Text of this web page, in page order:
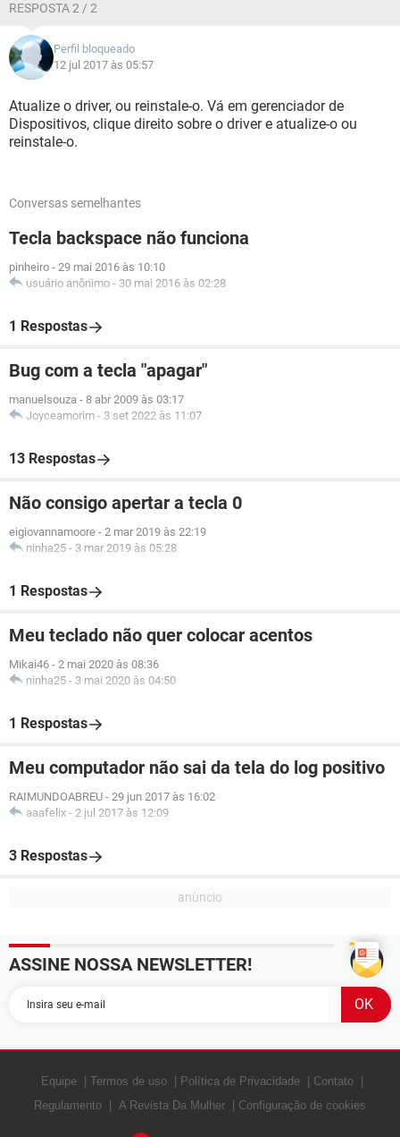
RESPOSTA 2 / 2
Perfil bloqueado
12 jul 2017 às 05:57
Atualize o driver, ou reinstale-o. Vá em gerenciador de
Dispositivos, clique direito sobre o driver e atualize-o ou
reinstale-o.
Conversas semelhantes
Tecla backspace não funciona
pinheiro - 29 mai 2016 às 10:10
usuário anônimo - 30 mai 2016 às 02:28
1 Respostas
Bug com a tecla "apagar"
manuelsouza - 8 abr 2009 às 03:17
Joyceamorim - 3 set 2022 às 11:07
13 Respostas
Não consigo apertar a tecla 0
eigiovannamoore - 2 mar 2019 às 22:19
ninha25 - 3 mar 2019 às 05:28
1 Respostas
Meu teclado não quer colocar acentos
Mikai46 - 2 mai 2020 às 08:36
ninha25 - 3 mai 2020 às 04:50
1 Respostas
Meu computador não sai da tela do log positivo
RAIMUNDOABREU - 29 jun 2017 às 16:02
aaafelix - 2 jul 2017 às 12:09
3 Respostas
ASSINE NOSSA NEWSLETTER!
Equipe Termos de uso Política de Privacidade
Contato
Regulamento
A Revista Da Mulher Configuração de cookies